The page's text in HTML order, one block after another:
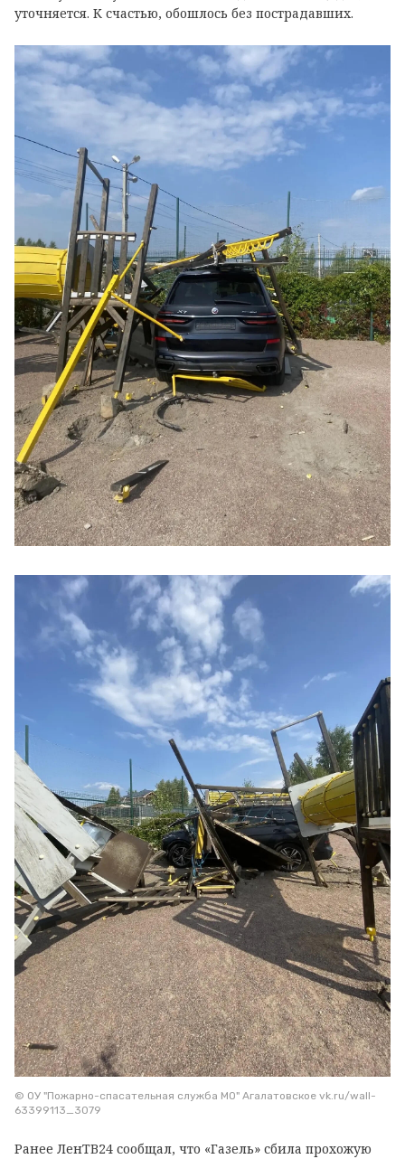
уточняется. К счастью, обошлось без пострадавших.
© ОУ "Пожарно-спасательная служба МО" Агалатовское vk.ru/wall-
63399113_3079
Ранее ЛенТВ24 сообщал, что «Газель» сбила прохожую